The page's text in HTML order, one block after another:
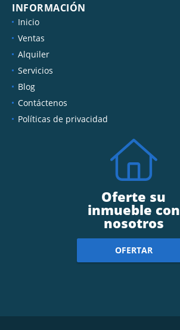
INFORMACIÓN
Inicio
Ventas
Alquiler
Servicios
Blog
Contáctenos
Políticas de privacidad
Oferte su
inmueble con
nosotros
OFERTAR